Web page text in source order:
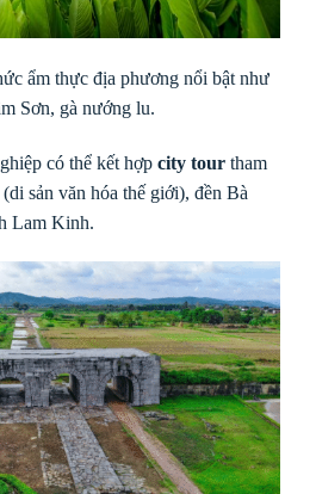
ẩm thực địa phương nổi bật như
Sơn, gà nướng lu.
có thể kết hợp city tourtham
sản văn hóa thế giới), đền Bà
Lam Kinh.